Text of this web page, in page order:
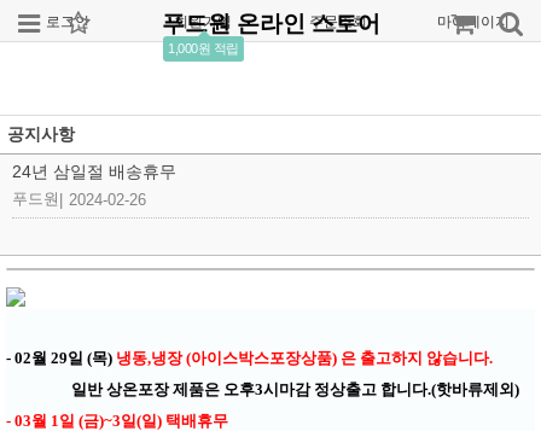
로그인 회원가입
1,000원 적립
주문조회 마이페이지
푸드원 온라인 스토어
공지사항
24년 삼일절 배송휴무
푸드원 2024-02-26
- 02월 29일 (목) 냉동,냉장 (아이스박스포장상품) 은 출고하지 않습니다.
일반 상온포장 제품은 오후3시마감 정상출고 합니다.(핫바류제외)
- 03월 1일 (금)~3일(일) 택배휴무